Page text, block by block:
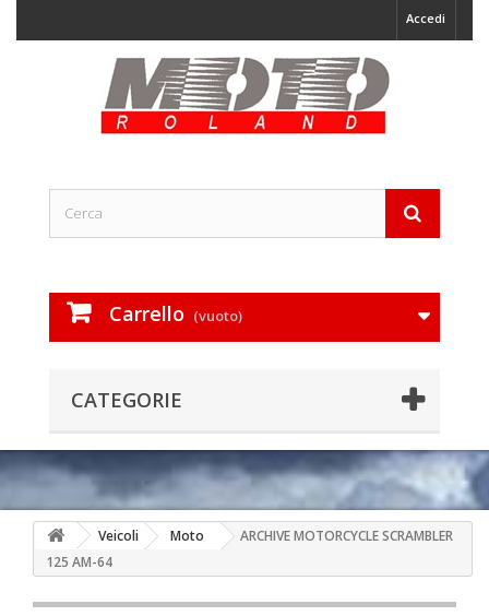
Accedi
Carrello (vuoto)
CATEGORIE
Veicoli Moto
ARCHIVE MOTORCYCLE SCRAMBLER
125 AM-64